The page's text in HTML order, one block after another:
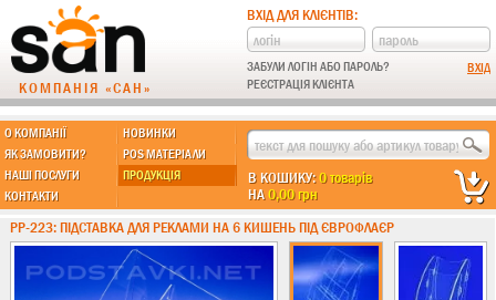
КОМПАНІЯ «САН»
ВХІД ДЛЯ КЛІЄНТІВ:
ЗАБУЛИ ЛОГІН АБО ПАРОЛЬ?
РЕЄСТРАЦІЯ КЛІЄНТА
О КОМПАНІЇ
НОВИНКИ
ЯК ЗАМОВИТИ?
POS МАТЕРІАЛИ
НАШІ ПОСЛУГИ
ПРОДУКЦІЯ
КОНТАКТИ
В КОШИКУ:0 товарів
НА0,00 грн
МЫ ДЕЛАЕМ:
Підставки із пластику
Новинки !!!
Різні підставки
PP-223: ПІДСТАВКА ДЛЯ РЕКЛАМИ НА 6 КИШЕНЬ ПІД ЄВРОФЛАЄР